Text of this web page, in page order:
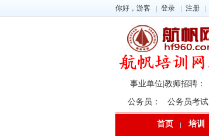
你好，游客 登录 注册
事业单位|教师招聘：
公务员： 公务员考试
首页 培训